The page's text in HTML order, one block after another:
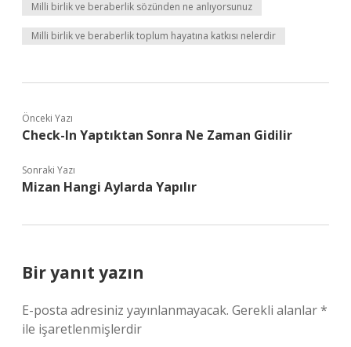
Milli birlik ve beraberlik sözünden ne anlıyorsunuz
Milli birlik ve beraberlik toplum hayatına katkısı nelerdir
Önceki Yazı
Check-In Yaptıktan Sonra Ne Zaman Gidilir
Sonraki Yazı
Mizan Hangi Aylarda Yapılır
Bir yanıt yazın
E-posta adresiniz yayınlanmayacak. Gerekli alanlar*
ile işaretlenmişlerdir